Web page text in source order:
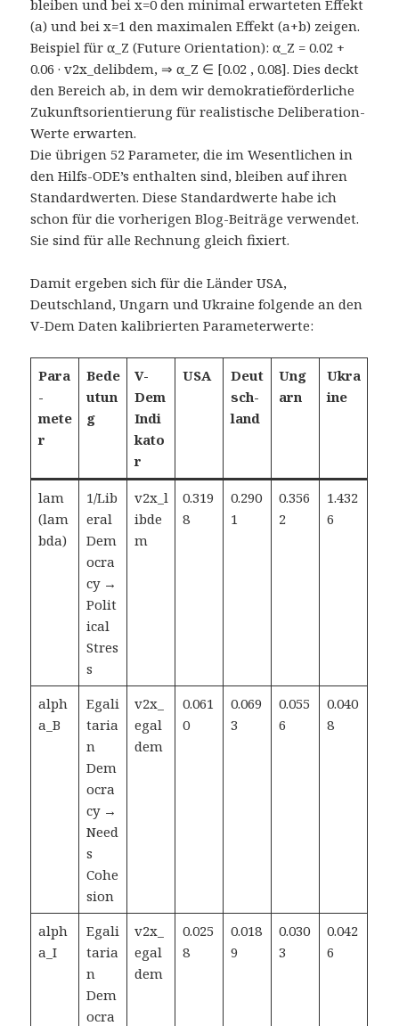
bleiben und bei x=0 den minimal erwarteten Effekt
(a) und bei x=1 den maximalen Effekt (a+b) zeigen.
Beispiel für α_Z (Future Orientation): α_Z = 0.02 +
0.06 · v2x_delibdem, ⇒ α_Z ∈ [0.02 , 0.08]. Dies deckt
den Bereich ab, in dem wir demokratieförderliche
Zukunftsorientierung für realistische Deliberation-
Werte erwarten.
Die übrigen 52 Parameter, die im Wesentlichen in
den Hilfs-ODE’s enthalten sind, bleiben auf ihren
Standardwerten. Diese Standardwerte habe ich
schon für die vorherigen Blog-Beiträge verwendet.
Sie sind für alle Rechnung gleich fixiert.
Damit ergeben sich für die Länder USA,
Deutschland, Ungarn und Ukraine folgende an den
V-Dem Daten kalibrierten Parameterwerte:
Para
-
mete
r
Bede
utun
g
V-
Dem
Indi
kato
r
USA
Deut
sch-
land
Ung
arn
Ukra
ine
lam
(lam
bda)
1/Lib
eral
Dem
ocra
cy →
Polit
ical
Stres
s
v2x_l
ibde
m
0.319
8
0.290
1
0.356
2
1.432
6
alph
a_B
Egali
taria
n
Dem
ocra
cy →
Need
s
Cohe
sion
v2x_
egal
dem
0.061
0
0.069
3
0.055
6
0.040
8
alph
a_I
Egali
taria
n
Dem
ocra
v2x_
egal
dem
0.025
8
0.018
9
0.030
3
0.042
6